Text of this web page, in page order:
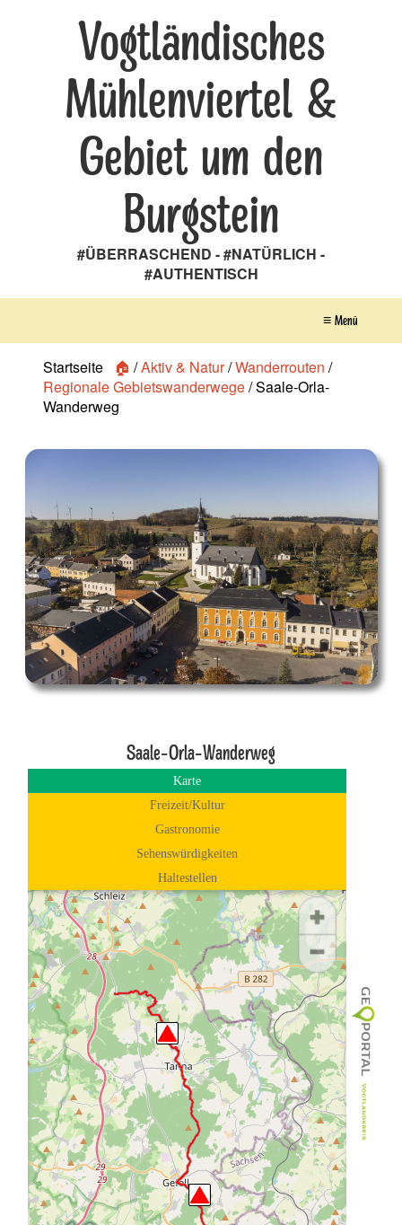
Vogtländisches
Mühlenviertel &
Gebiet um den
Burgstein
#ÜBERRASCHEND - #NATÜRLICH -
#AUTHENTISCH
≡ Menü
Startseite 🏠 /Aktiv & Natur/Wanderrouten /
Regionale Gebietswanderwege/Saale-Orla-
Wanderweg
Saale-Orla-Wanderweg